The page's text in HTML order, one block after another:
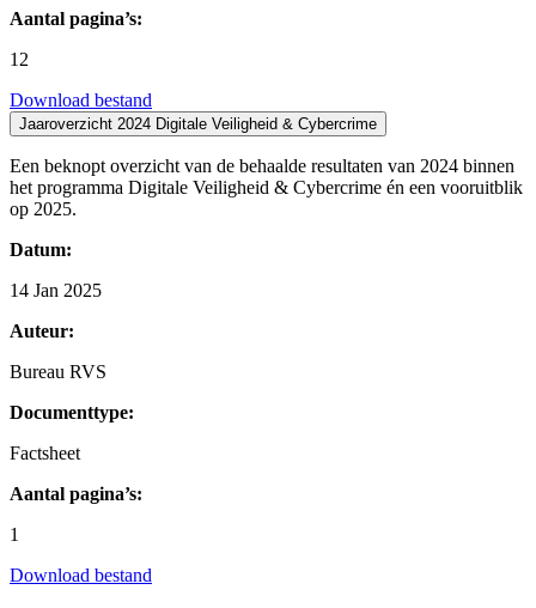
Aantal pagina’s:
12
Download bestand
Jaaroverzicht 2024 Digitale Veiligheid & Cybercrime
Een beknopt overzicht van de behaalde resultaten van 2024 binnen
het programma Digitale Veiligheid & Cybercrime én een vooruitblik
op 2025.
Datum:
14 Jan 2025
Auteur:
Bureau RVS
Documenttype:
Factsheet
Aantal pagina’s:
1
Download bestand